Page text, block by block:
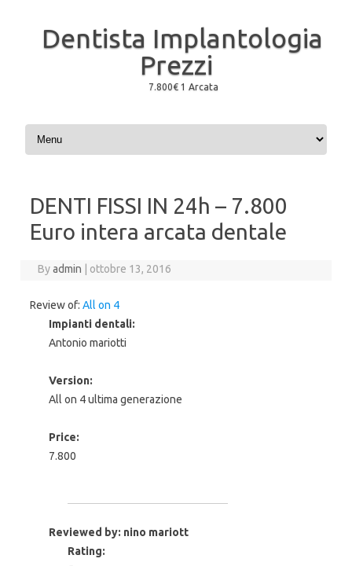
Dentista Implantologia
Prezzi
7.800€ 1 Arcata
Skip to content
DENTI FISSI IN 24h – 7.800
Euro intera arcata dentale
Byadmin ottobre 13, 2016
Review of: All on 4
Impianti dentali:
Antonio mariotti
Version:
All on 4 ultima generazione
Price:
7.800
Reviewed by: nino mariott
Rating: